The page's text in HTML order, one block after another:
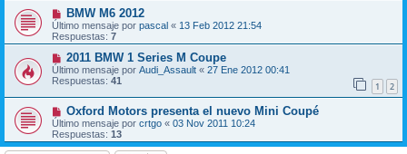
BMW M6 2012
Último mensaje por pascal « 13 Feb 2012 21:54
Respuestas: 7
2011 BMW 1 Series M Coupe
Último mensaje por Audi_Assault « 27 Ene 2012 00:41
Respuestas: 41 1 2
Oxford Motors presenta el nuevo Mini Coupé
Último mensaje por crtgo « 03 Nov 2011 10:24
Respuestas: 13